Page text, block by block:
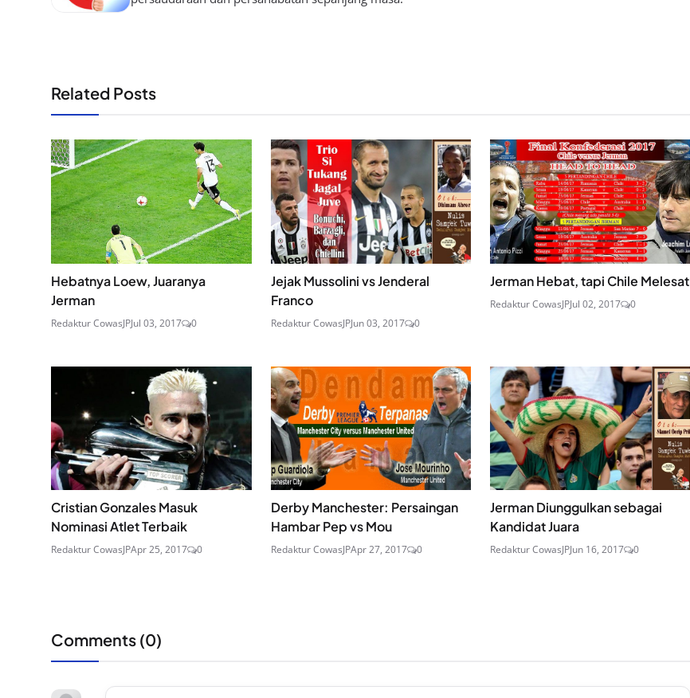
Related Posts
Hebatnya Loew, Juaranya
Jerman
Redaktur CowasJPJul 03, 2017 0
Jejak Mussolini vs Jenderal
Franco
Redaktur CowasJPJun 03, 2017 0
Jerman Hebat, tapi Chile Melesat
Redaktur CowasJPJul 02, 2017 0
Cristian Gonzales Masuk
Nominasi Atlet Terbaik
Redaktur CowasJPApr 25, 2017 0
Derby Manchester: Persaingan
Hambar Pep vs Mou
Redaktur CowasJPApr 27, 2017 0
Jerman Diunggulkan sebagai
Kandidat Juara
Redaktur CowasJPJun 16, 2017 0
Comments (0)